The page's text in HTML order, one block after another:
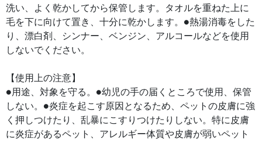
洗い、よく乾かしてから保管します。タオルを重ねた上に
毛を下に向けて置き、十分に乾かします。●熱湯消毒をした
り、漂白剤、シンナー、ベンジン、アルコールなどを使用
しないでください。
【使用上の注意】
●用途、対象を守る。●幼児の手の届くところで使用、保管
しない。●炎症を起こす原因となるため、ペットの皮膚に強
く押しつけたり、乱暴にこすりつけたりしない。特に皮膚
に炎症があるペット、アレルギー体質や皮膚が弱いペット